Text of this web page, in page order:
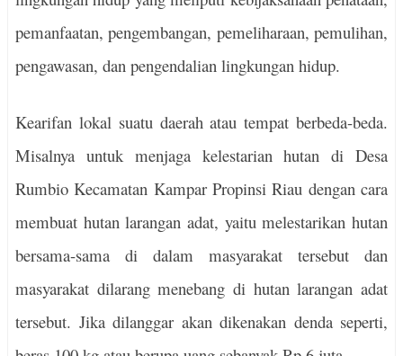
pemanfaatan, pengembangan, pemeliharaan, pemulihan,
pengawasan, dan pengendalian lingkungan hidup.
Kearifan lokal suatu daerah atau tempat berbeda-beda.
Misalnya untuk menjaga kelestarian hutan di Desa
Rumbio Kecamatan Kampar Propinsi Riau dengan cara
membuat hutan larangan adat, yaitu melestarikan hutan
bersama-sama di dalam masyarakat tersebut dan
masyarakat dilarang menebang di hutan larangan adat
tersebut. Jika dilanggar akan dikenakan denda seperti,